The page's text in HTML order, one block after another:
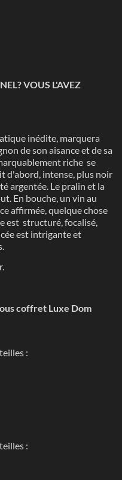
VOUS L'AVEZ
inédite, marquera
de son aisance et de sa
riche se
d'abord, intense, plus noir
argentée. Le pralin et la
En bouche, un vin au
affirmée, quelque chose
est structuré, focalisé,
est intrigante et
coffret Luxe Dom
:
: